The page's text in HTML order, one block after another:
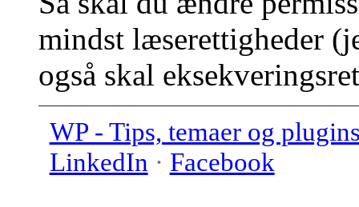
mindst læserettigheder
også skal
WP - Tips, temaer og
LinkedIn · Facebook